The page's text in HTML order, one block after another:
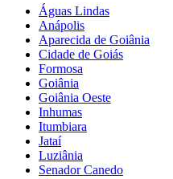
Águas Lindas
Anápolis
Aparecida de Goiânia
Cidade de Goiás
Formosa
Goiânia
Goiânia Oeste
Inhumas
Itumbiara
Jataí
Luziânia
Senador Canedo